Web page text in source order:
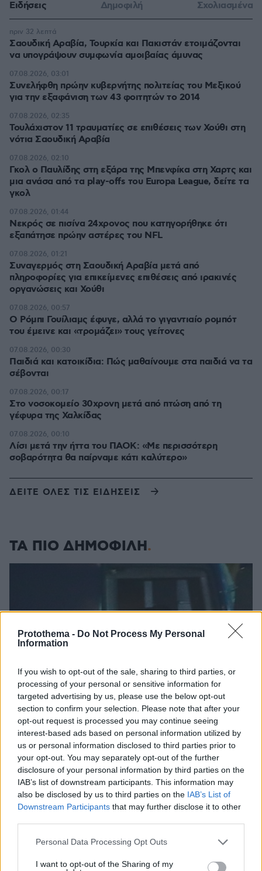
Protothema - Do Not Process My Personal
Information
If you wish to opt-out of the sale, sharing to third parties, or
processing of your personal or sensitive information for
targeted advertising by us, please use the below opt-out
section to confirm your selection. Please note that after your
opt-out request is processed you may continue seeing
interest-based ads based on personal information utilized by
us or personal information disclosed to third parties prior to
your opt-out. You may separately opt-out of the further
disclosure of your personal information by third parties on the
IAB’s list of downstream participants. This information may
also be disclosed by us to third parties on the IAB’s List of
Downstream Participants that may further disclose it to other
Please note that this website/app uses one or more Google
not limited to your visit or usage behaviour. You may click to
Personal Data Processing Opt Outs
I want to opt-out of the Sharing of my
Ειδήσεις Δημοφιλή Σχολιασμένα
Σαουδική Αραβία, Τουρκία και Πακιστάν ετοιμάζονται
να υπογράψουν συμφωνία αμοιβαίας άμυνας
πριν 32 λεπτά
Συνελήφθη πρώην κυβερνήτης πολιτείας του Μεξικού
για την εξαφάνιση των 43 φοιτητών το 2014
07.08.2026, 03:01
Τουλάχιστον 11 τραυματίες σε επιθέσεις των Χούθι στη
νότια Σαουδική Αραβία
07.08.2026, 02:35
Γκολ ο Παυλίδης στη εξάρα της Μπενφίκα στη Χαρτς και
μια ανάσα από τα play-offs του Europa League, δείτε τα
γκολ
07.08.2026, 02:10
Νεκρός σε πισίνα 24χρονος που κατηγορήθηκε ότι
εξαπάτησε πρώην αστέρες του NFL
07.08.2026, 01:44
Συναγερμός στη Σαουδική Αραβία μετά από
πληροφορίες για επικείμενες επιθέσεις από ιρακινές
οργανώσεις και Χούθι
07.08.2026, 01:21
Ο Ρόμπι Γουίλιαμς έφυγε, αλλά το γιγαντιαίο ρομπότ
του έμεινε και «τρομάζει» τους γείτονες
07.08.2026, 00:57
Παιδιά και κατοικίδια: Πώς μαθαίνουμε στα παιδιά να τα
σέβονται
07.08.2026, 00:30
Στο νοσοκομείο 30χρονη μετά από πτώση από τη
γέφυρα της Χαλκίδας
07.08.2026, 00:17
Λίσι μετά την ήττα του ΠΑΟΚ: «Με περισσότερη
σοβαρότητα θα παίρναμε κάτι καλύτερο»
07.08.2026, 00:10
ΔΕΙΤΕ ΟΛΕΣ ΤΙΣ ΕΙΔΗΣΕΙΣ
ΤΑ ΠΙΟ ΔΗΜΟΦΙΛΗ
για την επίθεση στη Marfin, δείτε βίντεο και